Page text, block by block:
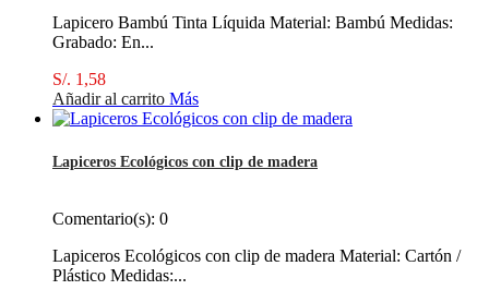
Lapicero Bambú Tinta Líquida Material: Bambú Medidas:
Grabado: En...
S/. 1,58
Añadir al carrito Más
Lapiceros Ecológicos con clip de madera
Comentario(s): 0
Lapiceros Ecológicos con clip de madera Material: Cartón /
Plástico Medidas:...